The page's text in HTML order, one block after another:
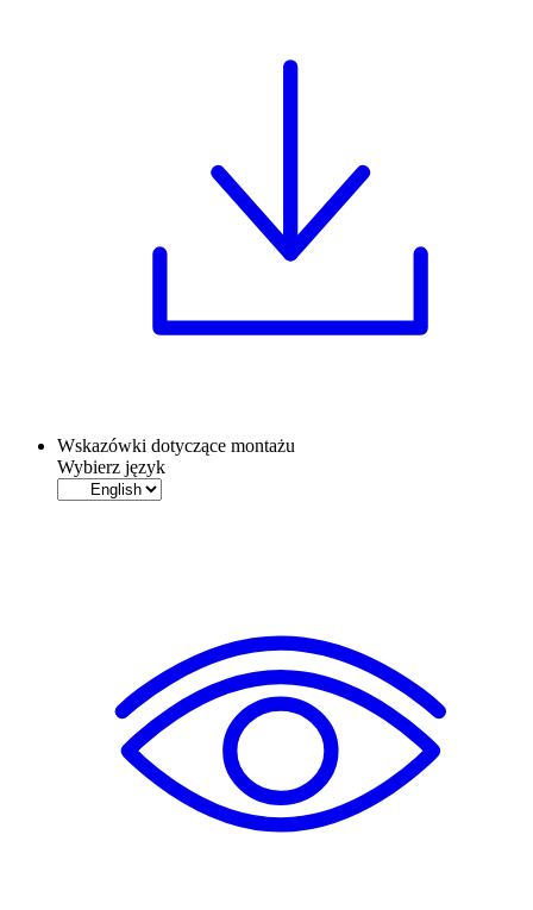
Wskazówki dotyczące montażu
Wybierz język